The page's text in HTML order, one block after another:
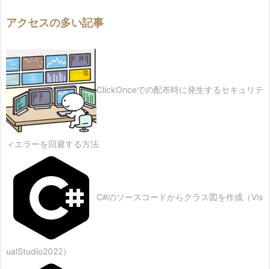
アクセスの多い記事
ClickOnceでの配布時に発生するセキュリテ
ィエラーを回避する方法
C#のソースコードからクラス図を作成（Vis
ualStudio2022）